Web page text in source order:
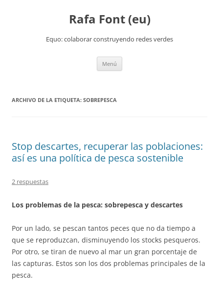
Rafa Font (eu)
Equo: colaborar construyendo redes verdes
Menú
ARCHIVO DE LA ETIQUETA: SOBREPESCA
Stop descartes, recuperar las poblaciones:
así es una política de pesca sostenible
2 respuestas
Los problemas de la pesca: sobrepesca y descartes
Por un lado, se pescan tantos peces que no da tiempo a
que se reproduzcan, disminuyendo los stocks pesqueros.
Por otro, se tiran de nuevo al mar un gran porcentaje de
las capturas. Estos son los dos problemas principales de la
pesca.